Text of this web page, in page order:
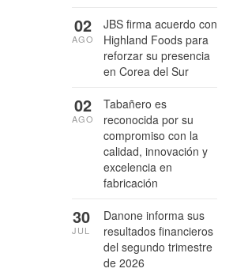
JBS firma acuerdo con
Highland Foods para
reforzar su presencia
en Corea del Sur
02
AGO
Tabañero es
reconocida por su
compromiso con la
calidad, innovación y
excelencia en
fabricación
02
AGO
Danone informa sus
resultados financieros
del segundo trimestre
de 2026
30
JUL